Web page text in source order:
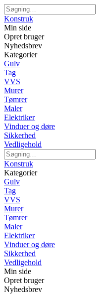
Konstruk
Min side
Opret bruger
Nyhedsbrev
Kategorier
Gulv
Tag
VVS
Murer
Tømrer
Maler
Elektriker
Vinduer og døre
Sikkerhed
Vedligehold
Konstruk
Kategorier
Gulv
Tag
VVS
Murer
Tømrer
Maler
Elektriker
Vinduer og døre
Sikkerhed
Vedligehold
Min side
Opret bruger
Nyhedsbrev